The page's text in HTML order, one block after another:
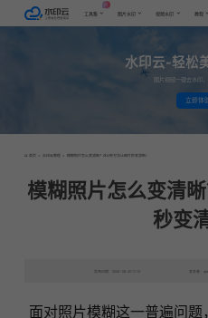
工具集 图片水印 视频水印 教程
水印云-轻松
图片视频一键去水印
立即体
首页 > 水印云教程 > 模糊照片怎么变清晰？这4种方法让图片秒变清晰！
模糊照片怎么变清
秒变
发布日期：2024-08-20 11:10 发表者：
面对照片模糊这一普遍问